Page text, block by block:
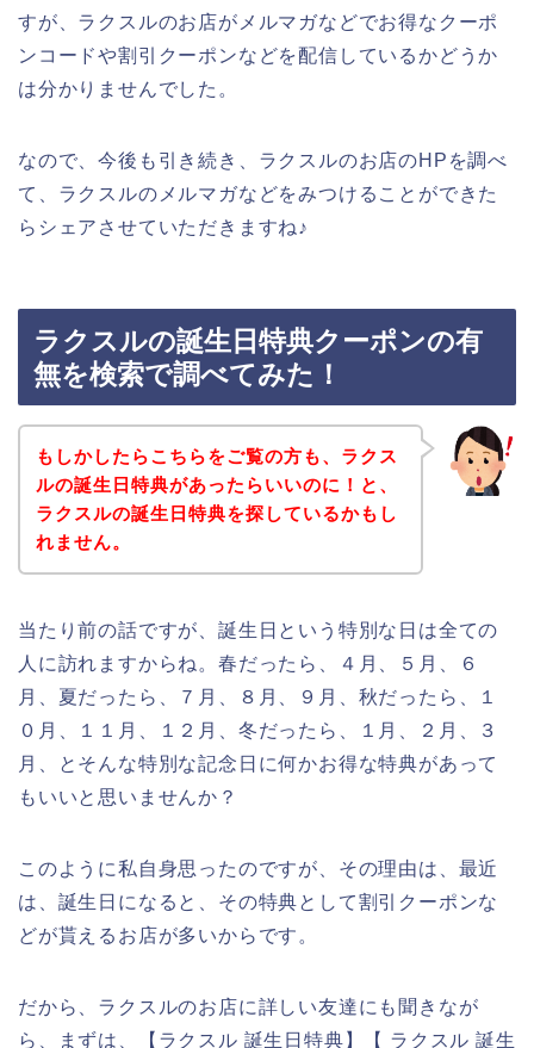
すが、ラクスルのお店がメルマガなどでお得なクーポ
ンコードや割引クーポンなどを配信しているかどうか
は分かりませんでした。
なので、今後も引き続き、ラクスルのお店のHPを調べ
て、ラクスルのメルマガなどをみつけることができた
らシェアさせていただきますね♪
ラクスルの誕生日特典クーポンの有
無を検索で調べてみた！
もしかしたらこちらをご覧の方も、ラクス
ルの誕生日特典があったらいいのに！と、
ラクスルの誕生日特典を探しているかもし
れません。
当たり前の話ですが、誕生日という特別な日は全ての
人に訪れますからね。春だったら、４月、５月、６
月、夏だったら、７月、８月、９月、秋だったら、１
０月、１１月、１２月、冬だったら、１月、２月、３
月、とそんな特別な記念日に何かお得な特典があって
もいいと思いませんか？
このように私自身思ったのですが、その理由は、最近
は、誕生日になると、その特典として割引クーポンな
どが貰えるお店が多いからです。
だから、ラクスルのお店に詳しい友達にも聞きなが
ら、まずは、【ラクスル 誕生日特典】【 ラクスル 誕生